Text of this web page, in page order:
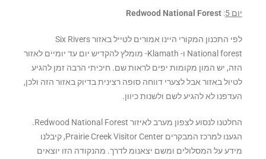
יום 5 :
לפי התכנון המקורי היינו אמורים לטייל באזור Six Rivers
National forest ו- Klamath- מומלץ להקדיש יום עד יומיים לאזור
הזה, יש המון מקומות יפים לראות שם. חיכיתי הרבה זמן להגיע
לטיול באזור אבל לצערי דווחה סופה רצינית בדיוק באזור הזה ולכן,
העדפנו לא להגיע לשם ולשנות כיוון.
החלטנו לנסוע לצפון מערב לאיזור Redwood National Forest.
הגענו למרכז המבקרים Prairie Creek Visitor Center, קיבלנו
מידע על המסלולים ומשם יצאנומ לדרך. מהנקודה הזו יוצאים